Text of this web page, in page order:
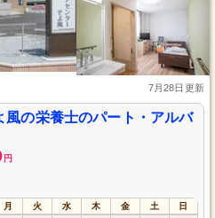
7月28日更新
風の栄養士のパート・アルバ
円
月 火 水 木 金 土 日